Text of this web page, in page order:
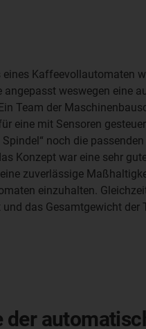
eines Kaffeevollautomaten
angepasst weswegen eine
Team der
eine mit Sensoren
noch die
Konzept war eine sehr
zuverlässige
einzuhalten.
das Gesamtgewicht der
der